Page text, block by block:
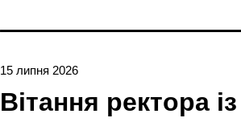
15 липня 2026
Вітання ректора із